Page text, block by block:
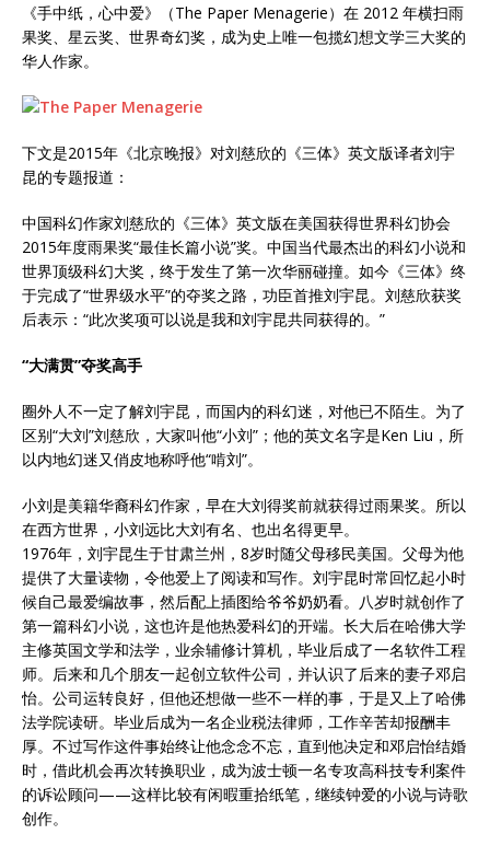
《手中纸，心中爱》（The Paper Menagerie）在 2012 年横扫雨
果奖、星云奖、世界奇幻奖，成为史上唯一包揽幻想文学三大奖的
华人作家。
下文是2015年《北京晚报》对刘慈欣的《三体》英文版译者刘宇
昆的专题报道：
中国科幻作家刘慈欣的《三体》英文版在美国获得世界科幻协会
2015年度雨果奖“最佳长篇小说”奖。中国当代最杰出的科幻小说和
世界顶级科幻大奖，终于发生了第一次华丽碰撞。如今《三体》终
于完成了“世界级水平”的夺奖之路，功臣首推刘宇昆。刘慈欣获奖
后表示：“此次奖项可以说是我和刘宇昆共同获得的。”
“大满贯”夺奖高手
圈外人不一定了解刘宇昆，而国内的科幻迷，对他已不陌生。为了
区别“大刘”刘慈欣，大家叫他“小刘”；他的英文名字是Ken Liu，所
以内地幻迷又俏皮地称呼他“啃刘”。
小刘是美籍华裔科幻作家，早在大刘得奖前就获得过雨果奖。所以
在西方世界，小刘远比大刘有名、也出名得更早。
1976年，刘宇昆生于甘肃兰州，8岁时随父母移民美国。父母为他
提供了大量读物，令他爱上了阅读和写作。刘宇昆时常回忆起小时
候自己最爱编故事，然后配上插图给爷爷奶奶看。八岁时就创作了
第一篇科幻小说，这也许是他热爱科幻的开端。长大后在哈佛大学
主修英国文学和法学，业余辅修计算机，毕业后成了一名软件工程
师。后来和几个朋友一起创立软件公司，并认识了后来的妻子邓启
怡。公司运转良好，但他还想做一些不一样的事，于是又上了哈佛
法学院读研。毕业后成为一名企业税法律师，工作辛苦却报酬丰
厚。不过写作这件事始终让他念念不忘，直到他决定和邓启怡结婚
时，借此机会再次转换职业，成为波士顿一名专攻高科技专利案件
的诉讼顾问——这样比较有闲暇重拾纸笔，继续钟爱的小说与诗歌
创作。